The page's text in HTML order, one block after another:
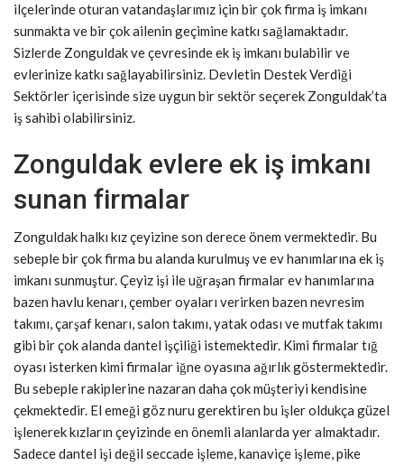
ilçelerinde oturan vatandaşlarımız için bir çok firma iş imkanı
sunmakta ve bir çok ailenin geçimine katkı sağlamaktadır.
Sizlerde Zonguldak ve çevresinde ek iş imkanı bulabilir ve
evlerinize katkı sağlayabilirsiniz. Devletin Destek Verdiği
Sektörler içerisinde size uygun bir sektör seçerek Zonguldak’ta
iş sahibi olabilirsiniz.
Zonguldak evlere ek iş imkanı
sunan firmalar
Zonguldak halkı kız çeyizine son derece önem vermektedir. Bu
sebeple bir çok firma bu alanda kurulmuş ve ev hanımlarına ek iş
imkanı sunmuştur. Çeyiz işi ile uğraşan firmalar ev hanımlarına
bazen havlu kenarı, çember oyaları verirken bazen nevresim
takımı, çarşaf kenarı, salon takımı, yatak odası ve mutfak takımı
gibi bir çok alanda dantel işçiliği istemektedir. Kimi firmalar tığ
oyası isterken kimi firmalar iğne oyasına ağırlık göstermektedir.
Bu sebeple rakiplerine nazaran daha çok müşteriyi kendisine
çekmektedir. El emeği göz nuru gerektiren bu işler oldukça güzel
işlenerek kızların çeyizinde en önemli alanlarda yer almaktadır.
Sadece dantel işi değil seccade işleme, kanaviçe işleme, pike